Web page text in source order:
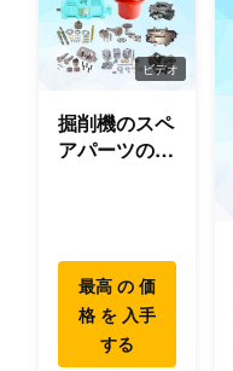
ビデオ
掘削機のスペ
アパーツのオ
最高 の 価
格 を 入手
する